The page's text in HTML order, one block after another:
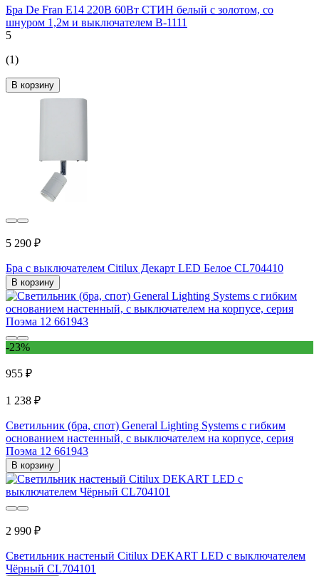
Бра De Fran Е14 220В 60Вт СТИН белый с золотом, со
шнуром 1,2м и выключателем B-1111
5
(1)
В корзину
5 290 ₽
Бра с выключателем Citilux Декарт LED Белое CL704410
В корзину
-23%
955 ₽
1 238 ₽
Светильник (бра, спот) General Lighting Systems с гибким
основанием настенный, с выключателем на корпусе, серия
Поэма 12 661943
В корзину
2 990 ₽
Светильник настеный Citilux DEKART LED с выключателем
Чёрный CL704101